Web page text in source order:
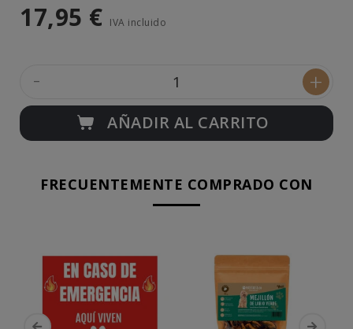
17,95 € IVA incluido
- +
AÑADIR AL CARRITO
FRECUENTEMENTE COMPRADO CON